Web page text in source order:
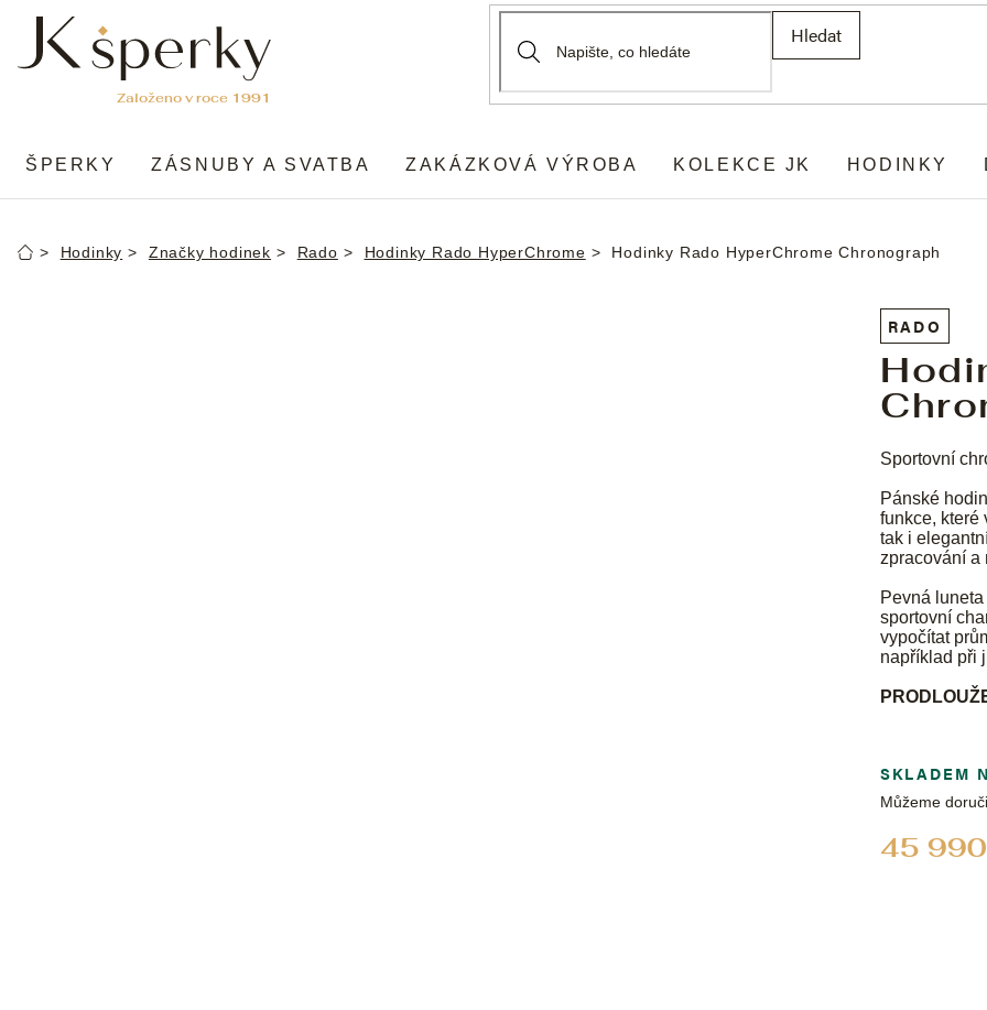
obsah
Hledat
ŠPERKY ZÁSNUBY A SVATBA ZAKÁZKOVÁ VÝROBA KOLEKCE JK HODINKY
DomůHodinky Značky hodinek Rado Hodinky Rado HyperChrome Hodinky Rado HyperChrome Chronograph
RADO
Sportovní
Pánské
funkce, které
tak i
zpracování a
Pevná
sportovní
vypočítat
například při
45
SKLADEM
Můžeme